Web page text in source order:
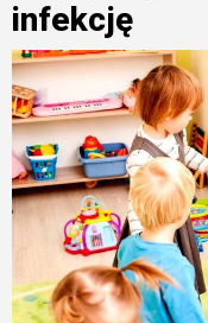
infekcję